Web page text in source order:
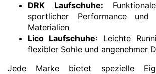
DRK Laufschuhe:
sportlicher Performance und
Materialien
Lico Laufschuhe: Leichte
flexibler Sohle und angenehmer
Jede Marke bietet spezielle